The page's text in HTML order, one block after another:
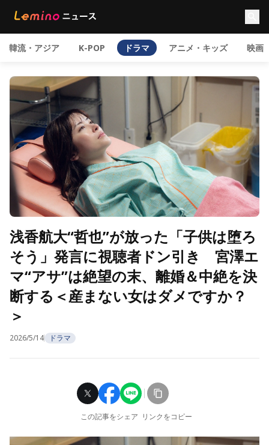
韓流・アジア K-POP ドラマ アニメ・キッズ 映画
浅香航大“哲也”が放った「子供は堕ろ
そう」発言に視聴者ドン引き 宮澤エ
マ“アサ”は絶望の末、離婚＆中絶を決
断する＜産まない女はダメですか？
＞
2026/5/14 ドラマ
この記事をシェア リンクをコピー